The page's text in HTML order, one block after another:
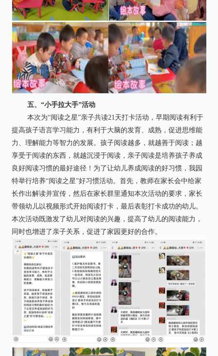
五、“小手拉大手”活动
本次为“阅读之星”亲子共读21天打卡活动，早期阅读有利于
提高孩子语言学习能力，有利于大脑的发育、成熟，促进思维能
力、理解能力等智力的发展。孩子阅读越多，就越善于阅读；越
享受于阅读的东西，就越沉浸于阅读，亲子阅读是培养孩子养成
良好阅读习惯的最好途径！为了让幼儿养成阅读的好习惯，我园
特举行培养“阅读之星”好习惯活动。首先，教师在家长会中给家
长作出解读并宣传，然后在家长群里通知本次活动的要求，家长
带领幼儿以视频形式开始阅读打卡，最后表彰打卡成功的幼儿。
本次活动既激发了幼儿对阅读的兴趣，提高了幼儿的阅读能力，
同时也增进了亲子关系，促进了家园更好的合作。